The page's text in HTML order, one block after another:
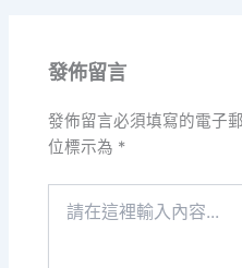
發佈留言
發佈留言必須填寫的電子
位標示為 *